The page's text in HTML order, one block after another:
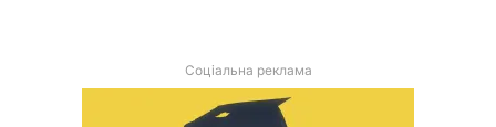
Соціальна реклама